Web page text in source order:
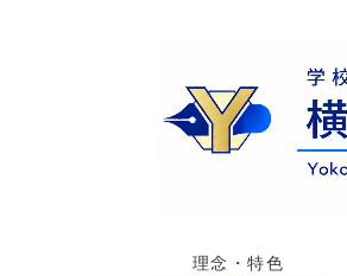
理念・特色